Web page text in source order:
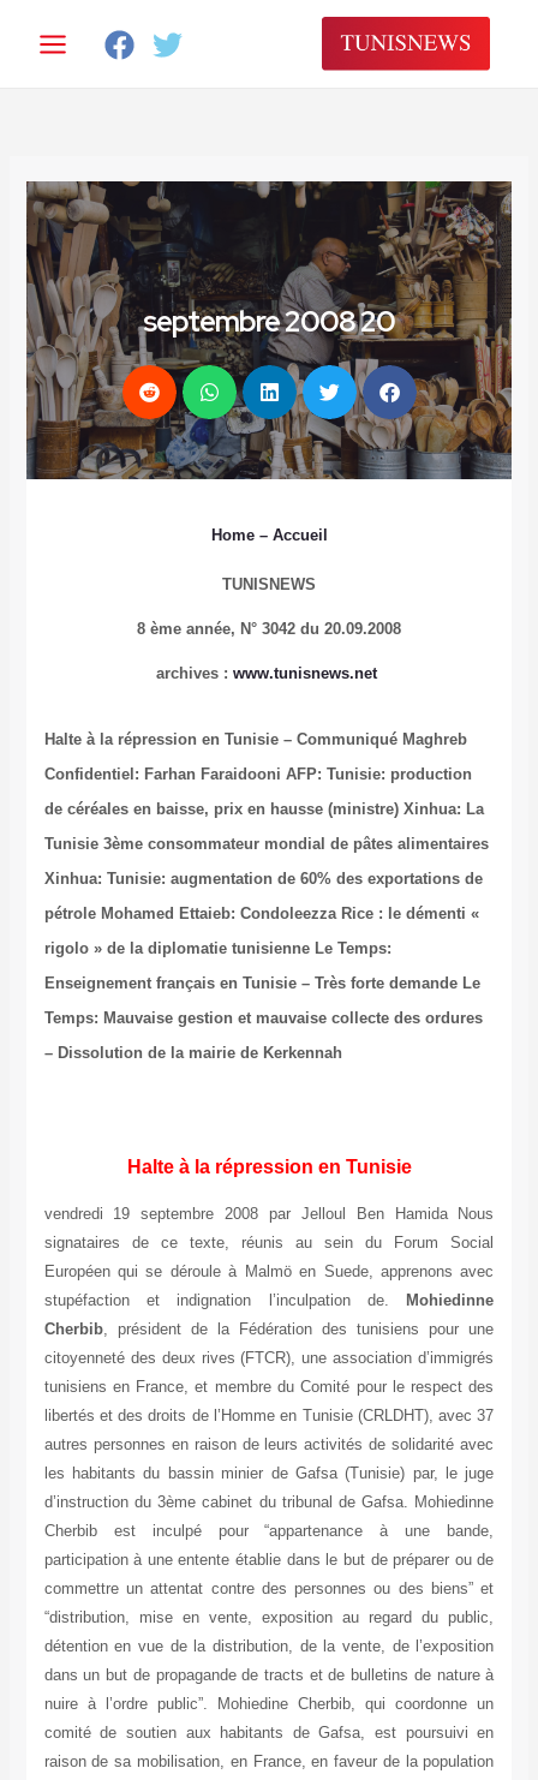
المحتوى
20 septembre 2008
Home– Accueil
TUNISNEWS
8 ème année, N° 3042 du 20.09.2008
archives : www.tunisnews.net
Halte à la répression en Tunisie – Communiqué Maghreb
Confidentiel: Farhan Faraidooni AFP: Tunisie: production
de céréales en baisse, prix en hausse (ministre) Xinhua: La
Tunisie 3ème consommateur mondial de pâtes alimentaires
Xinhua: Tunisie: augmentation de 60% des exportations de
pétrole Mohamed Ettaieb: Condoleezza Rice : le démenti «
rigolo » de la diplomatie tunisienneLe Temps:
Enseignement français en Tunisie – Très forte demande Le
Temps: Mauvaise gestion et mauvaise collecte des ordures
– Dissolution de la mairie de Kerkennah
Halte à la répression en Tunisie
vendredi 19 septembre 2008 par Jelloul Ben Hamida Nous
signataires de ce texte, réunis au sein du Forum Social
Européen qui se déroule à Malmö en Suede, apprenons avec
stupéfaction et indignation l’inculpation de.
Mohiedinne
Cherbib, président de la Fédération des tunisiens pour une
citoyenneté des deux rives (FTCR), une association d’immigrés
tunisiens en France, et membre du Comité pour le respect des
libertés et des droits de l’Homme en Tunisie (CRLDHT), avec 37
autres personnes en raison de leurs activités de solidarité avec
les habitants du bassin minier de Gafsa (Tunisie) par, le juge
d’instruction du 3ème cabinet du tribunal de Gafsa. Mohiedinne
Cherbib est inculpé pour “appartenance à une bande,
participation à une entente établie dans le but de préparer ou de
commettre un attentat contre des personnes ou des biens” et
“distribution, mise en vente, exposition au regard du public,
détention en vue de la distribution, de la vente, de l’exposition
dans un but de propagande de tracts et de bulletins de nature à
nuire à l’ordre public”. Mohiedine Cherbib, qui coordonne un
comité de soutien aux habitants de Gafsa, est poursuivi en
raison de sa mobilisation, en France, en faveur de la population